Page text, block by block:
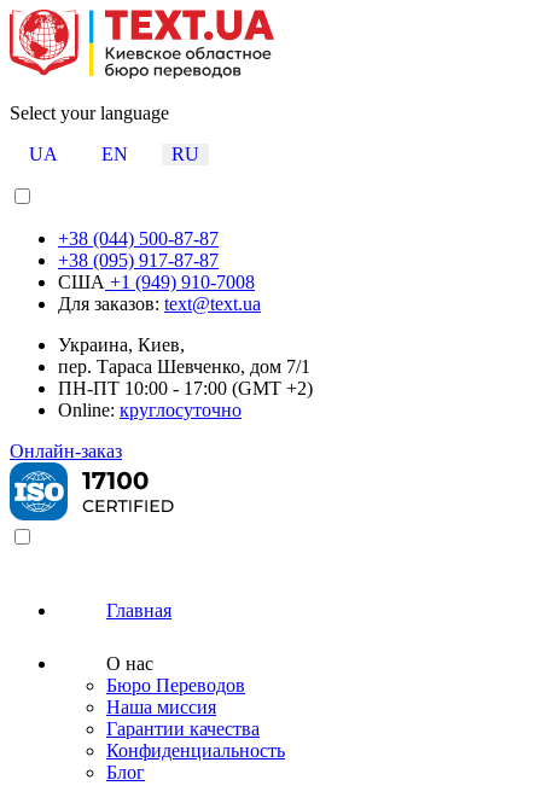
Select your language
UA
EN RU
+38 (044) 500-87-87
+38 (095) 917-87-87
США +1 (949) 910-7008
Для заказов: text@text.ua
Украина, Киев,
пер. Тараса Шевченко, дом 7/1
ПН-ПТ 10:00 - 17:00 (GMT +2)
Online: круглосуточно
Онлайн-заказ
Главная
О нас
Бюро Переводов
Наша миссия
Гарантии качества
Конфиденциальность
Блог